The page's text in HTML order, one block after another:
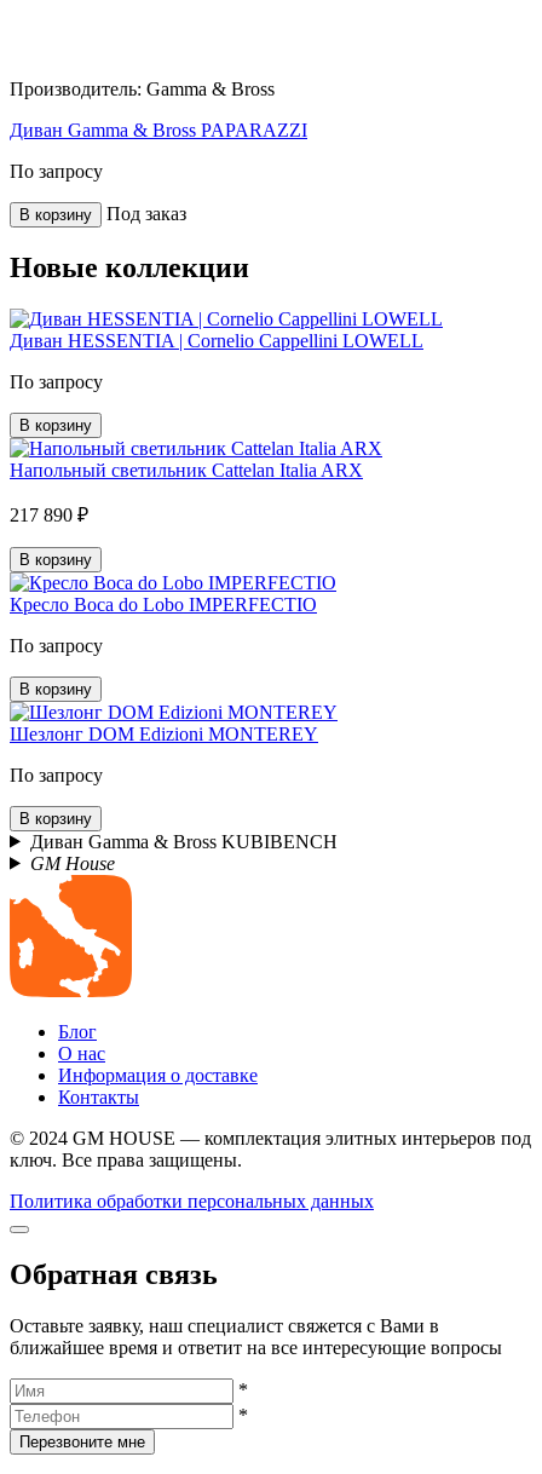
Производитель: Gamma & Bross
Диван Gamma & Bross PAPARAZZI
По запросу
В корзину Под заказ
Новые коллекции
Диван HESSENTIA | Cornelio Cappellini LOWELL
По запросу
В корзину
Напольный светильник Cattelan Italia ARX
217 890 ₽
В корзину
Кресло Boca do Lobo IMPERFECTIO
По запросу
В корзину
Шезлонг DOM Edizioni MONTEREY
По запросу
В корзину
Диван Gamma & Bross KUBIBENCH
GM House
Блог
О нас
Информация о доставке
Контакты
© 2024 GM HOUSE — комплектация элитных интерьеров под
ключ. Все права защищены.
Политика обработки персональных данных
Обратная связь
Оставьте заявку, наш специалист свяжется с Вами в
ближайшее время и ответит на все интересующие вопросы
*
*
Перезвоните мне